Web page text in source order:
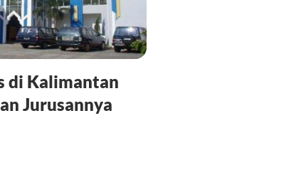
di Kalimantan
Jurusannya